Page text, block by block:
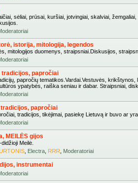
sėliai, prūsai, kuršiai, jotvingiai, skalviai,
istorija, mitologija, legendos
mitologijos duomenys, straipsniai.Diskusijos,
tradicijos, papročiai
papročių tematikos.Vardai.Vestuvės, krikštynos,
ypatybės, raiška seniau ir dabar. Straipsniai,
papročiai
tradicijos, tikėjimai, pasiekę Lietuvą ir buvo ar yra
MEILĖS gijos
Meilė.
Electra RRR Moderatoriai
instrumentai